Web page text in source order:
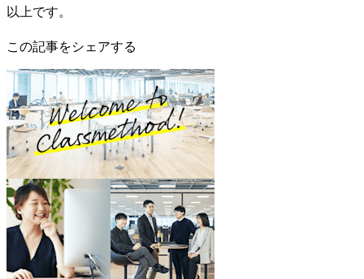
以上です。
この記事をシェアする